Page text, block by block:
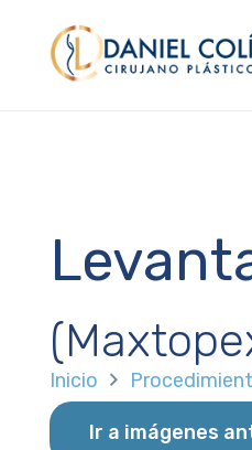
Inicio
Ir a imágenes